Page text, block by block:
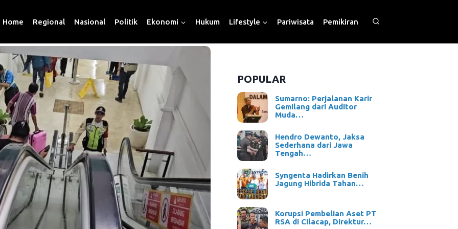
Home Regional Nasional Politik Ekonomi Hukum Lifestyle Pariwisata Pemikiran
POPULAR
Sumarno: Perjalanan Karir
Gemilang dari Auditor
Muda…
Hendro Dewanto, Jaksa
Sederhana dari Jawa
Tengah…
Syngenta Hadirkan Benih
Jagung Hibrida Tahan…
Korupsi Pembelian Aset PT
RSA di Cilacap, Direktur…